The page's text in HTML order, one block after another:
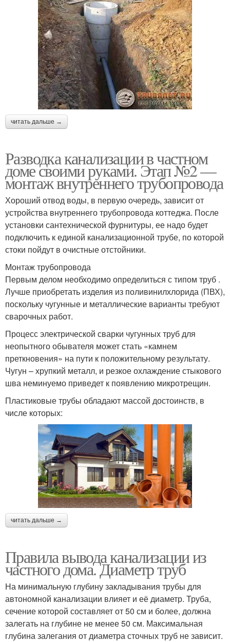
читать дальше →
Разводка канализации в частном
доме своими руками. Этап №2 —
монтаж внутреннего трубопровода
Хороший отвод воды, в первую очередь, зависит от
устройства внутреннего трубопровода коттеджа. После
установки сантехнической фурнитуры, ее надо будет
подключить к единой канализационной трубе, по которой
стоки пойдут в очистные отстойники.
Монтаж трубопровода
Первым делом необходимо определиться с типом труб .
Лучше приобретать изделия из поливинилхлорида (ПВХ),
поскольку чугунные и металлические варианты требуют
сварочных работ.
Процесс электрической сварки чугунных труб для
неопытного обывателя может стать «камнем
преткновения» на пути к положительному результату.
Чугун – хрупкий металл, и резкое охлаждение стыкового
шва неминуемо приведет к появлению микротрещин.
Пластиковые трубы обладают массой достоинств, в
числе которых:
читать дальше →
Правила вывода канализации из
частного дома. Диаметр труб
На минимальную глубину закладывания трубы для
автономной канализации влияет и её диаметр. Труба,
сечение которой составляет от 50 см и более, должна
залегать на глубине не менее 50 см. Максимальная
глубина залегания от диаметра сточных труб не зависит.